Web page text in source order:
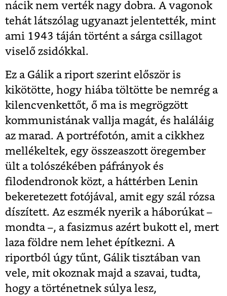
nácik nem verték nagy dobra. A vagonok
tehát látszólag ugyanazt jelentették, mint
ami 1943 táján történt a sárga csillagot
viselő zsidókkal.
Ez a Gálik a riport szerint először is
kikötötte, hogy hiába töltötte be nemrég a
kilencvenkettőt, ő ma is megrögzött
kommunistának vallja magát, és haláláig
az marad. A portréfotón, amit a cikkhez
mellékeltek, egy összeaszott öregember
ült a tolószékében páfrányok és
filodendronok közt, a háttérben Lenin
bekeretezett fotójával, amit egy szál rózsa
díszített. Az eszmék nyerik a háborúkat –
mondta –, a fasizmus azért bukott el, mert
laza földre nem lehet építkezni. A
riportból úgy tűnt, Gálik tisztában van
vele, mit okoznak majd a szavai, tudta,
hogy a történetnek súlya lesz,